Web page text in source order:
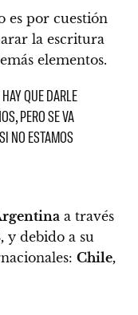
es por cuestión
la escritura
elementos.
QUE DARLE
PERO SE VA
NO ESTAMOS
a través
y debido a su
Chile,